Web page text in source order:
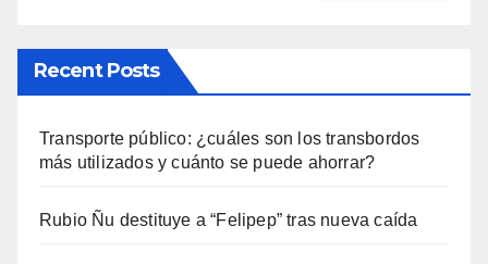
Recent Posts
Transporte público: ¿cuáles son los transbordos
más utilizados y cuánto se puede ahorrar?
Rubio Ñu destituye a “Felipep” tras nueva caída